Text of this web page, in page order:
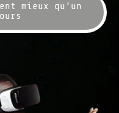
mieux qu’un